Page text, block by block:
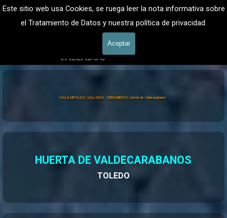
Este sitio web usa Cookies, se ruega leer la nota informativa sobre
el Tratamiento de Datos y nuestra política de privacidad.
Aceptar
Vaya al ContenidoVALLADOS METALICOS MADRID - VALLADO DE FINCAS
Valla Hercules, Vallado de fincas
VALLADOSValla Hércules
VALLA METÁLICA | VALLADOS | CERRAMIENTOS, Huerta de Valdecarabanos
HUERTA DE VALDECARABANOS
TOLEDO